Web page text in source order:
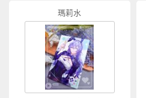
瑪莉水